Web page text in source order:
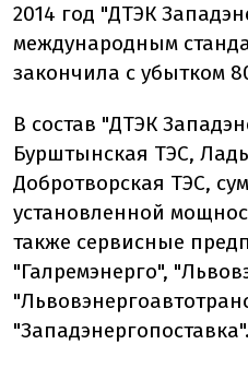
2014 год "ДТЭК
международным
закончила с убытком
В состав "ДТЭК
Бурштынская ТЭС,
Добротворская ТЭС,
установленной
также сервисные
"Галремэнерго",
"Западэнергопоставка".